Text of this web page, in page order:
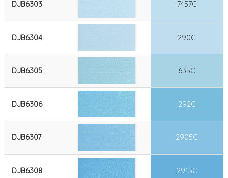
DJB6303 7457C
DJB6304 290C
DJB6305 635C
DJB6306 292C
DJB6307 2905C
DJB6308 2915C